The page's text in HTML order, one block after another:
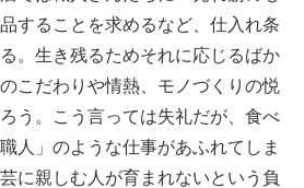
することを求めるなど、仕入れ条
。生き残るためそれに応じるばか
こだわりや情熱、モノづくりの悦
う。こう言っては失礼だが、食べ
人」のような仕事があふれてしま
に親しむ人が育まれないという負